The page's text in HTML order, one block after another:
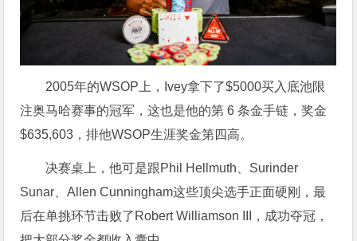
2005年的WSOP上，Ivey拿下了$5000买入底池限
注奥马哈赛事的冠军，这也是他的第 6 条金手链，奖金
$635,603，排他WSOP生涯奖金第四高。
决赛桌上，他可是跟Phil Hellmuth、Surinder
Sunar、Allen Cunningham这些顶尖选手正面硬刚，最
后在单挑环节击败了Robert Williamson III，成功夺冠，